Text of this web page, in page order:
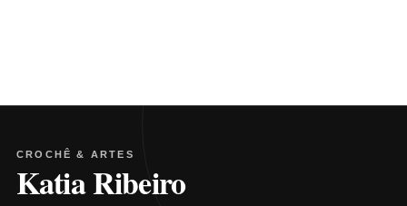
CROCHÊ & ARTES
Katia Ribeiro